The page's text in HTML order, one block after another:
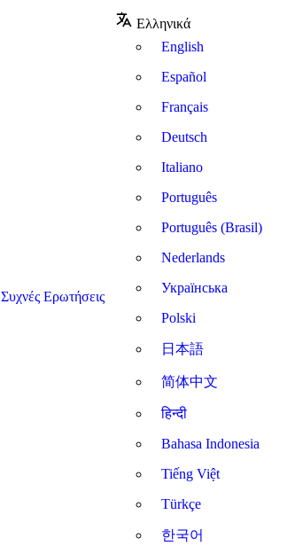
Συχνές Ερωτήσεις
Ελληνικά
English
Español
Français
Deutsch
Italiano
Português
Português (Brasil)
Nederlands
Українська
Polski
日本語
简体中文
हिन्दी
Bahasa Indonesia
Tiếng Việt
Türkçe
한국어